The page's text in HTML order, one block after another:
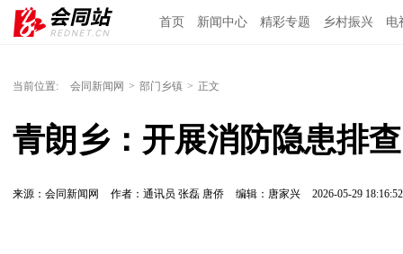
首页 新闻中心 精彩专题 乡村振兴 电
当前位置: 会同新闻网 > 部门乡镇 > 正文
青朗乡：开展消防隐患排
来源：会同新闻网 作者：通讯员 张磊 唐侨 编辑：唐家兴 2026-05-29 18:16:52